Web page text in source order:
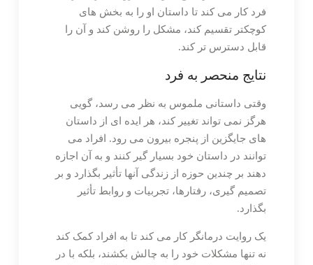
فرد کار می کند تا داستان او را به بخش های
کوچکتر تقسیم کند، مشکل را روشن کند و آن را
قابل دسترس تر کند.
نتایج منحصر به فرد
وقتی داستانی ملموس به نظر می رسد، گویی
هرگز نمی تواند تغییر کند، هر ایده ای از داستان
های جایگزین از پنجره بیرون می رود. افراد می
توانند در داستان خود بسیار گیر کنند و به آن اجازه
دهند بر چندین حوزه از زندگی آنها تأثیر بگذارد و بر
تصمیم گیری، رفتارها، تجربیات و روابط تأثیر
بگذارد.
یک روایت درمانگر کار می کند تا به افراد کمک کند
نه تنها مشکلات خود را به چالش بکشند، بلکه با در